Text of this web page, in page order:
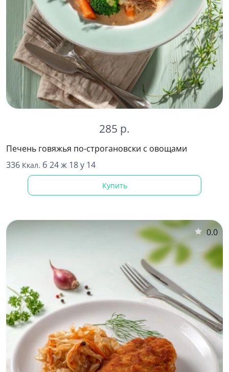
285 р.
Печень говяжья по-строгановски с овощами
336 Ккал. б 24 ж 18 у 14
Купить
0.0